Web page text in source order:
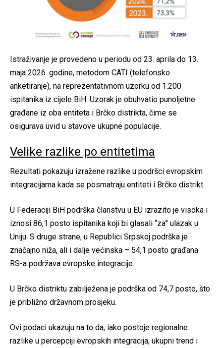
Istraživanje je provedeno u periodu od 23. aprila do 13.
maja 2026. godine, metodom CATI (telefonsko
anketiranje), na reprezentativnom uzorku od 1.200
ispitanika iz cijele BiH. Uzorak je obuhvatio punoljetne
građane iz oba entiteta i Brčko distrikta, čime se
osigurava uvid u stavove ukupne populacije.
Velike razlike po entitetima
Rezultati pokazuju izražene razlike u podršci evropskim
integracijama kada se posmatraju entiteti i Brčko distrikt.
U Federaciji BiH podrška članstvu u EU izrazito je visoka i
iznosi 86,1 posto ispitanika koji bi glasali “za” ulazak u
Uniju. S druge strane, u Republici Srpskoj podrška je
značajno niža, ali i dalje većinska – 54,1 posto građana
RS-a podržava evropske integracije.
U Brčko distriktu zabilježena je podrška od 74,7 posto, što
je približno državnom prosjeku.
Ovi podaci ukazuju na to da, iako postoje regionalne
razlike u percepciji evropskih integracija, ukupni trend i